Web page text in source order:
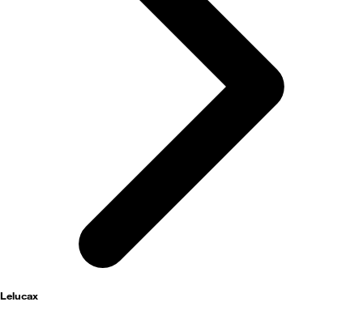
Lelucax